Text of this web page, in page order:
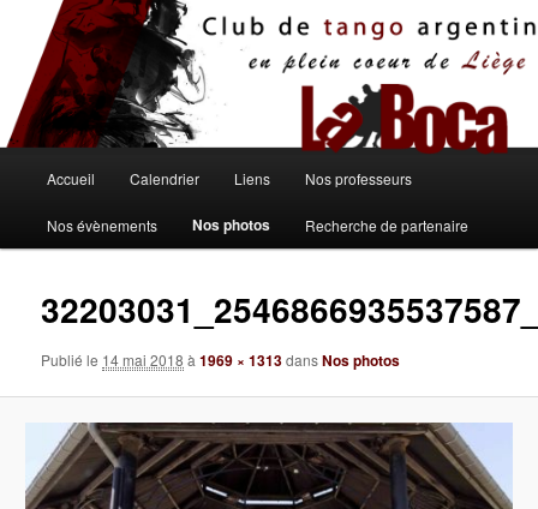
contenu
principal
principal
Accueil Calendrier Liens Nos professeurs
Nos évènements Nos photos Recherche de partenaire
Publié le 14 mai 2018 à1969 × 1313dansNos photos